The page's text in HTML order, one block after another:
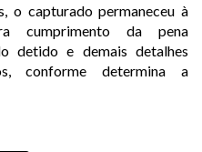
o capturado permaneceu à
cumprimento da pena
detido e demais detalhes
conforme determina a